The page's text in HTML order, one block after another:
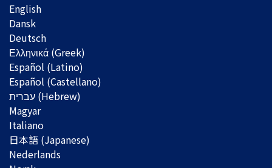
English
Dansk
Deutsch
Ελληνικά (Greek)
Español (Latino)
Español (Castellano)
Magyar
Italiano
日本語 (Japanese)
Nederlands